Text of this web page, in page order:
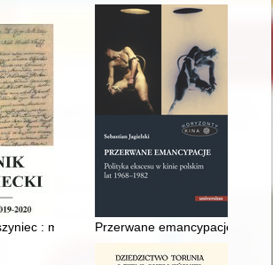
: miasto i gmina : wczoraj i dziś -
Przerwane emancypacje :